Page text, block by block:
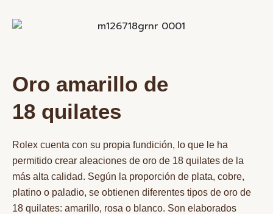
Oro amarillo de
18 quilates
Rolex cuenta con su propia fundición, lo que le ha
permitido crear aleaciones de oro de 18 quilates de la
más alta calidad. Según la proporción de plata, cobre,
platino o paladio, se obtienen diferentes tipos de oro de
18 quilates: amarillo, rosa o blanco. Son elaborados